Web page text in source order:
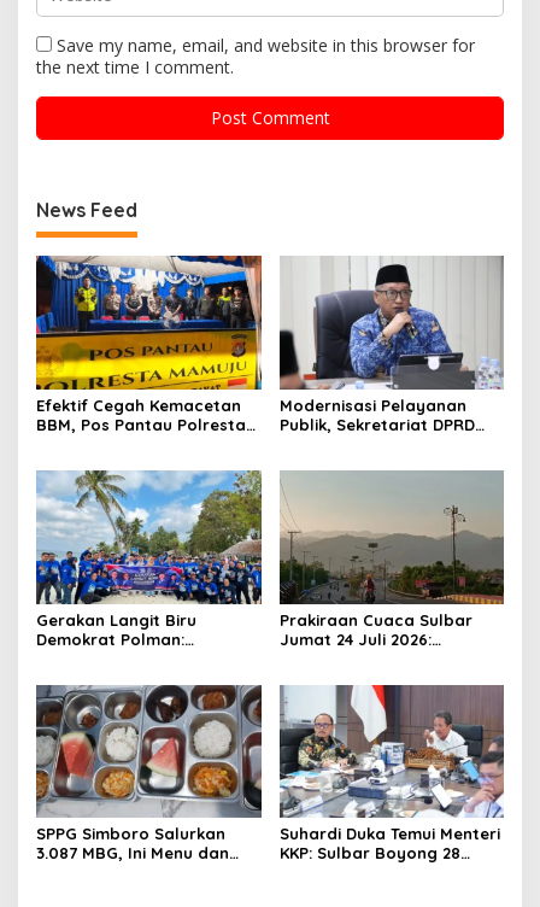
Save my name, email, and website in this browser for
the next time I comment.
News Feed
Efektif Cegah Kemacetan
BBM, Pos Pantau Polresta
Modernisasi Pelayanan
Publik, Sekretariat DPRD
Gerakan Langit Biru
Demokrat Polman:
Darah
Prakiraan Cuaca Sulbar
Jumat 24 Juli 2026:
SPPG Simboro Salurkan
3.087 MBG, Ini Menu dan
Suhardi Duka Temui Menteri
KKP: Sulbar Boyong 28